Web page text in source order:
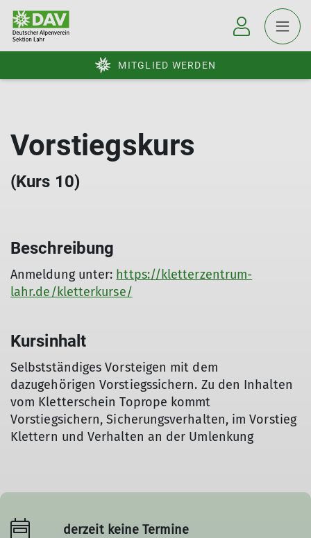
MITGLIED WERDEN
Vorstiegskurs
(Kurs 10)
Beschreibung
Anmeldung unter: https://kletterzentrum-
lahr.de/kletterkurse/
Kursinhalt
Selbstständiges Vorsteigen mit dem
dazugehörigen Vorstiegssichern. Zu den Inhalten
vom Kletterschein Toprope kommt
Vorstiegsichern, Sicherungsverhalten, im Vorstieg
Klettern und Verhalten an der Umlenkung
derzeit keine Termine